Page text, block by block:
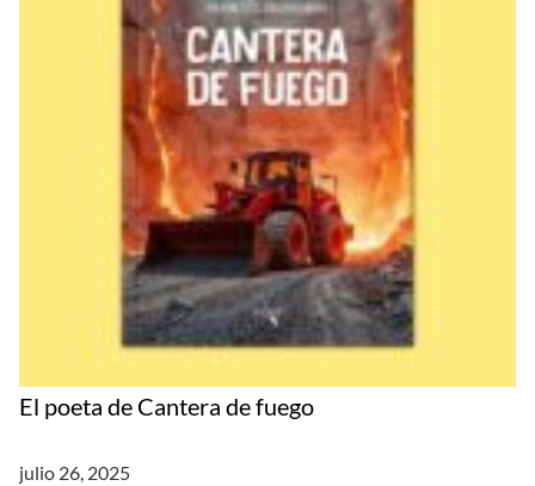
El poeta de Cantera de fuego
julio 26, 2025